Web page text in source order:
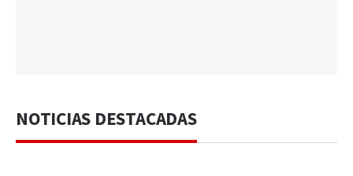
NOTICIAS DESTACADAS